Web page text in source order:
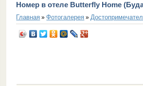
Номер в отеле Butterfly Home
Главная »Фотогалерея »